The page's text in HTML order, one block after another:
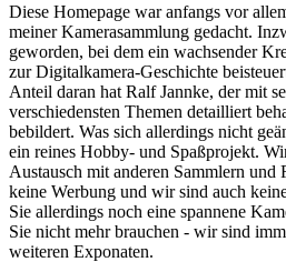
Diese Homepage war anfangs vor
meiner Kamerasammlung gedacht.
geworden, bei dem ein wachsender
zur Digitalkamera-Geschichte
Anteil daran hat Ralf Jannke, der mit
verschiedensten Themen detailliert
bebildert. Was sich allerdings nicht
ein reines Hobby- und Spaßprojekt.
Austausch mit anderen Sammlern und
keine Werbung und wir sind auch
Sie allerdings noch eine spannene
Sie nicht mehr brauchen - wir sind
weiteren Exponaten.